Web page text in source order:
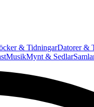
& TidningarDatorer &
MusikMynt & Sedlar